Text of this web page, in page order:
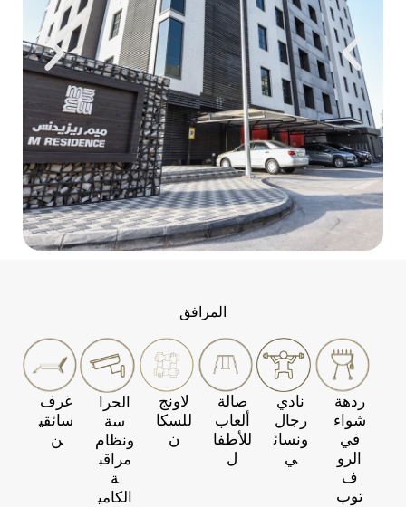
المرافق
ردهة
شواء
في
الرو
ف
توب
نادي
رجال
ونسائ
ي
صالة
ألعاب
للأطفا
ل
لاونج
للسكا
ن
الحرا
سة
ونظام
مراقب
ة
الكامي
غرف
سائقي
ن